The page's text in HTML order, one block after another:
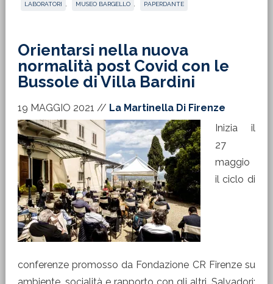
LABORATORI MUSEO BARGELLO PAPERDANTE
Orientarsi nella nuova
normalità post Covid con le
Bussole di Villa Bardini
19 MAGGIO 2021 // La Martinella Di Firenze
Inizia il
27
maggio
il ciclo di
conferenze promosso da Fondazione CR Firenze su